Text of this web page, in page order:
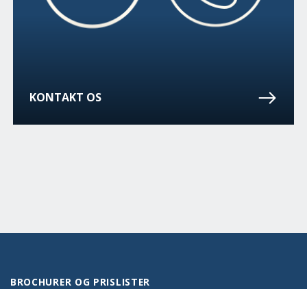
KONTAKT OS
BROCHURER OG PRISLISTER